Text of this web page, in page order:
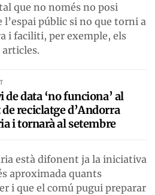
que no només no posi
l’espai públic si no que torni a
i faciliti, per exemple, els
de data ‘no funciona’ al
reciclatge d’Andorra
i tornarà al setembre
està difonent ja la iniciativa
aproximada quants
i que el comú pugui preparar